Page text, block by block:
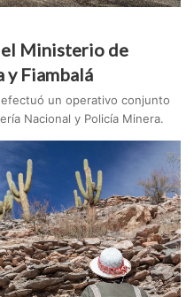
Ministerio de
y Fiambalá
un operativo conjunto
Nacional y Policía Minera.